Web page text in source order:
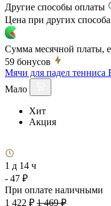
Другие способы оплаты
Цена при других
Сумма месячной платы,
59 бонусов
Мячи для падел
Мало
Хит
Акция
1 д 14 ч
- 47 ₽
При оплате наличными
1 422 ₽ 1 469 ₽